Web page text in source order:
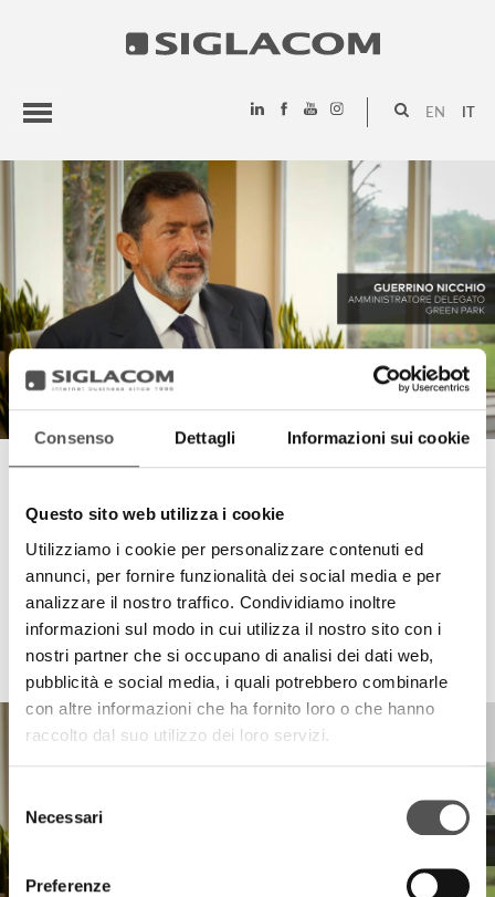
Consenso Dettagli Informazioni sui cookie
Questo sito web utilizza i cookie
Utilizziamo i cookie per personalizzare contenuti ed
annunci, per fornire funzionalità dei social media e per
analizzare il nostro traffico. Condividiamo inoltre
informazioni sul modo in cui utilizza il nostro sito con i
nostri partner che si occupano di analisi dei dati web,
pubblicità e social media, i quali potrebbero combinarle
con altre informazioni che ha fornito loro o che hanno
raccolto dal suo utilizzo dei loro servizi.
del
consenso
Necessari
Preferenze
EN
HIGHLIGHTS
PROGETTI
SIGLACOM
HIGHLIGHTS